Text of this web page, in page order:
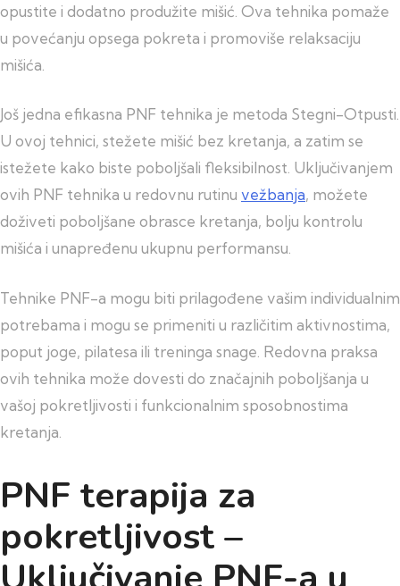
opustite i dodatno produžite mišić. Ova tehnika pomaže
u povećanju opsega pokreta i promoviše relaksaciju
mišića.
Još jedna efikasna PNF tehnika je metoda Stegni-Otpusti.
U ovoj tehnici, stežete mišić bez kretanja, a zatim se
istežete kako biste poboljšali fleksibilnost. Uključivanjem
ovih PNF tehnika u redovnu rutinu vežbanja, možete
doživeti poboljšane obrasce kretanja, bolju kontrolu
mišića i unapređenu ukupnu performansu.
Tehnike PNF-a mogu biti prilagođene vašim individualnim
potrebama i mogu se primeniti u različitim aktivnostima,
poput joge, pilatesa ili treninga snage. Redovna praksa
ovih tehnika može dovesti do značajnih poboljšanja u
vašoj pokretljivosti i funkcionalnim sposobnostima
kretanja.
PNF terapija za
pokretljivost –